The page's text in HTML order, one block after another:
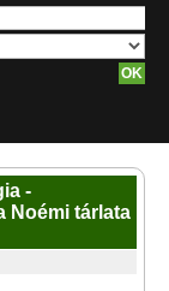
-
Noémi tárlata